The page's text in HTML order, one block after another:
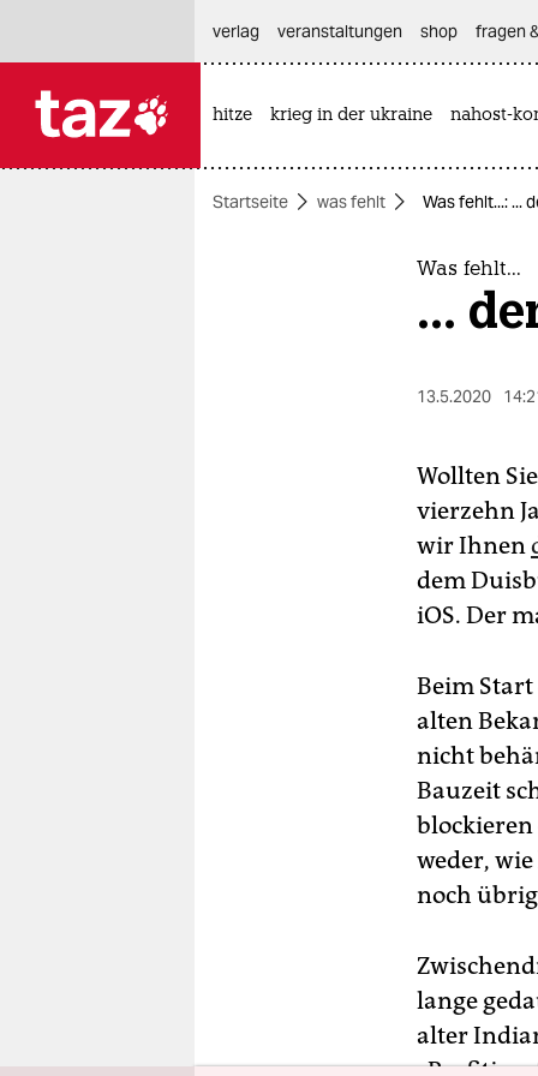
themen
verlag
veranstaltungen shop fragen
hitze krieg in der ukraine nahost-
Startseite was fehlt Was fehlt...: ...
Was fehlt...
...
13.5.2020
Wollten
vierzehn
wir Ihnen
dem
iOS. Der
Beim
alten
nicht
Bauzeit
blockieren
weder,
noch
lange
alter